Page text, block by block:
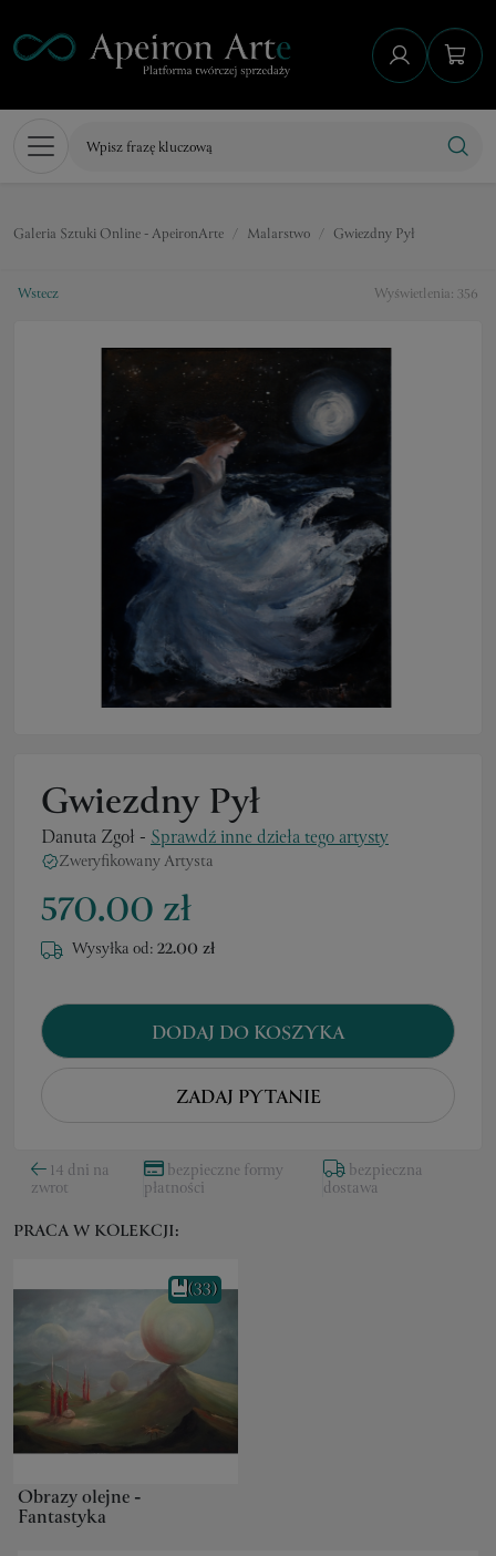
Galeria Sztuki Online - ApeironArte Malarstwo Gwiezdny Pył
Wyświetlenia: 356
Wstecz
Gwiezdny Pył
Danuta Zgoł - Sprawdź inne dzieła tego artysty
Zweryfikowany Artysta
570.00 zł
Wysyłka od:22.00 zł
DODAJ DO KOSZYKA
ZADAJ PYTANIE
14 dni na
zwrot
bezpieczne formy
płatności
bezpieczna
dostawa
PRACA W KOLEKCJI:
Obrazy olejne -
Fantastyka
(33)